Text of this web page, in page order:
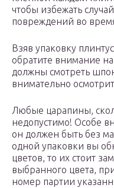
чтобы избежать
повреждений во
Взяв упаковку
обратите внимание
должны смотреть
внимательно
Любые царапины,
недопустимо! Особе
он должен быть без
одной упаковки вы
цветов, то их стоит
выбранного цвета,
номер партии